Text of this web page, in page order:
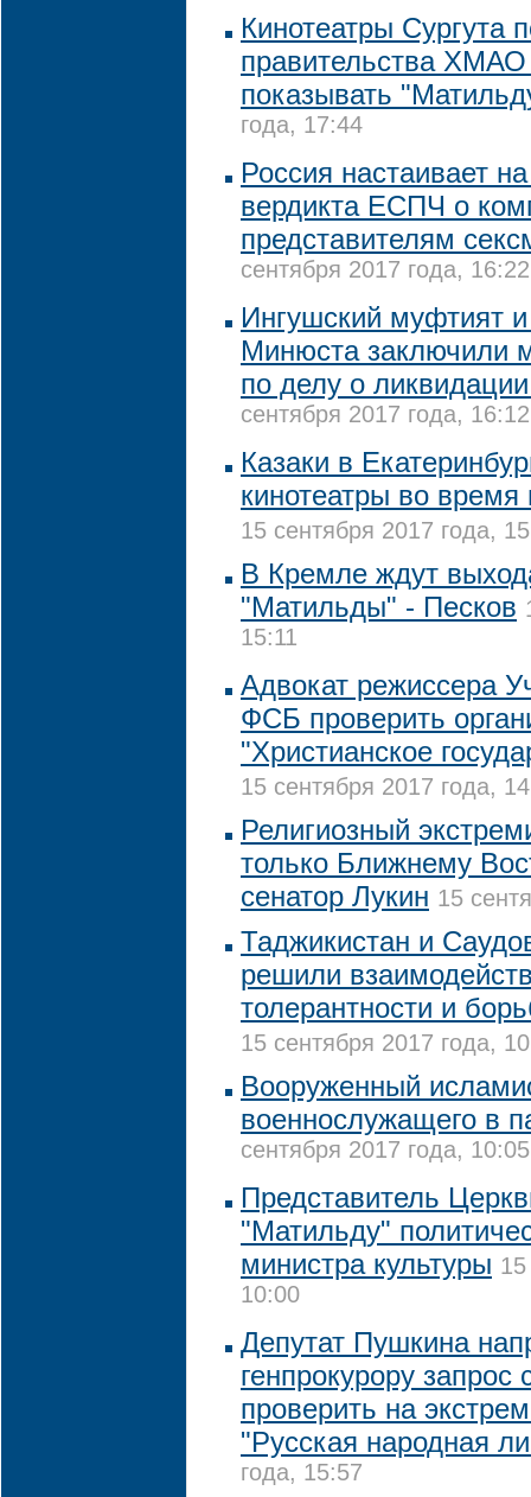
Кинотеатры Сургута
правительства
показывать
года, 17:44
Россия настаивает
вердикта ЕСПЧ о
представителям
сентября 2017 года, 16:22
Ингушский муфтият
Минюста заключили
по делу о
сентября 2017 года, 16:12
Казаки в
кинотеатры во
15 сентября 2017 года,
В Кремле ждут
"Матильды" - Песков
15:11
Адвокат режиссера
ФСБ проверить
"Христианское
15 сентября 2017 года,
Религиозный
только Ближнему
сенатор Лукин 15
Таджикистан и
решили
толерантности и
15 сентября 2017 года,
Вооруженный
военнослужащего в
сентября 2017 года, 10:05
Представитель
"Матильду"
министра культуры
10:00
Депутат Пушкина
генпрокурору запрос
проверить на
"Русская народная
года, 15:57